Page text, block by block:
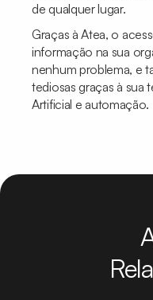
de qualquer lugar.
Graças à Atea, o
informação na sua
nenhum problema, e
tediosas graças à sua
Artificial e automação.